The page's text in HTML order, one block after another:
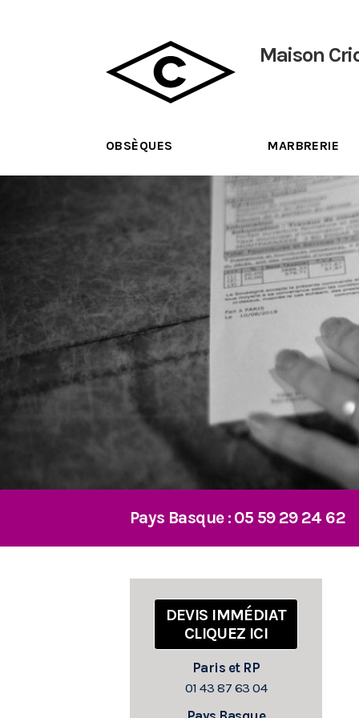
Maison
OBSÈQUES MARBRERIE
Pays Basque : 05 59 29 24 62
DEVIS IMMÉDIAT
CLIQUEZ ICI
Paris et RP
01 43 87 63 04